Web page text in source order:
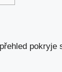
pokryje